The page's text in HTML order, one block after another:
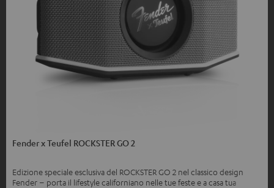
Fender x Teufel ROCKSTER GO 2
Edizione speciale esclusiva del ROCKSTER GO 2 nel classico design
Fender – porta il lifestyle californiano nelle tue feste e a casa tua